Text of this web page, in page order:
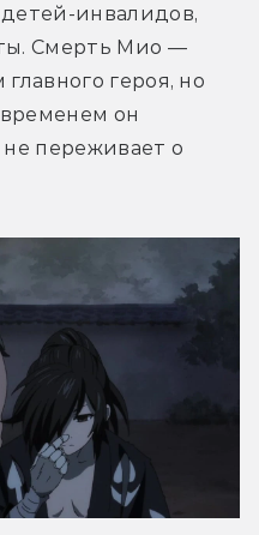
инвалидов,
Смерть Мио —
героя, но
он
переживает о